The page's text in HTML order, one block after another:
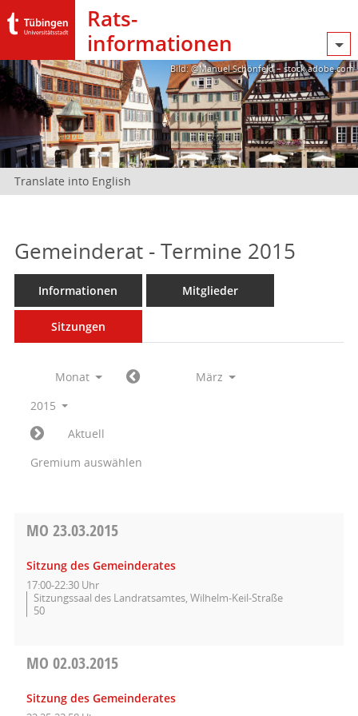
Rats­
informationen
Bild: @Manuel Schönfeld – stock.adobe.com
Translate into English
Gemeinderat - Termine 2015
Informationen Mitglieder
Sitzungen
Monat
März
2015
Aktuell
Gremium auswählen
MO 23.03.2015
Sitzung des Gemeinderates
17:00-22:30 Uhr
Sitzungssaal des Landratsamtes, Wilhelm-Keil-Straße
50
MO 02.03.2015
Sitzung des Gemeinderates